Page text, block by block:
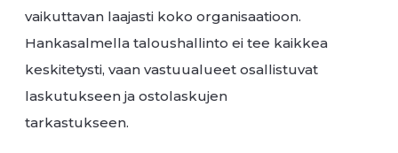
vaikuttavan laajasti koko organisaatioon.
Hankasalmella taloushallinto ei tee kaikkea
keskitetysti, vaan vastuualueet osallistuvat
laskutukseen ja ostolaskujen
tarkastukseen.